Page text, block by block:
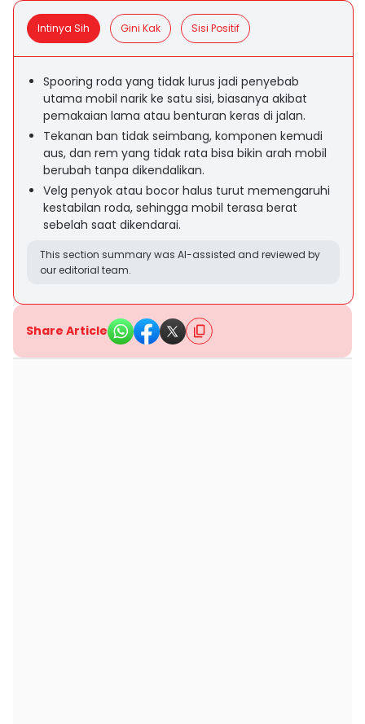
Intinya Sih Gini Kak Sisi Positif
Spooring roda yang tidak lurus jadi penyebab
utama mobil narik ke satu sisi, biasanya akibat
pemakaian lama atau benturan keras di jalan.
Tekanan ban tidak seimbang, komponen kemudi
aus, dan rem yang tidak rata bisa bikin arah mobil
berubah tanpa dikendalikan.
Velg penyok atau bocor halus turut memengaruhi
kestabilan roda, sehingga mobil terasa berat
sebelah saat dikendarai.
This section summary was AI-assisted and reviewed by
our editorial team.
Share Article